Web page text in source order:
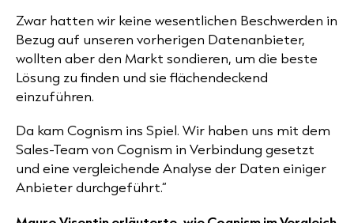
Zwar hatten wir keine wesentlichen Beschwerden in
Bezug auf unseren vorherigen Datenanbieter,
wollten aber den Markt sondieren, um die beste
Lösung zu finden und sie flächendeckend
einzuführen.
Da kam Cognism ins Spiel. Wir haben uns mit dem
Sales-Team von Cognism in Verbindung gesetzt
und eine vergleichende Analyse der Daten einiger
Anbieter durchgeführt.“